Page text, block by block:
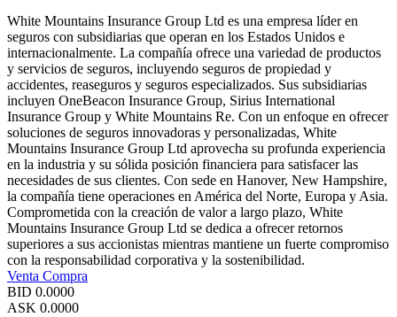
White Mountains Insurance Group Ltd es una empresa líder en
seguros con subsidiarias que operan en los Estados Unidos e
internacionalmente. La compañía ofrece una variedad de productos
y servicios de seguros, incluyendo seguros de propiedad y
accidentes, reaseguros y seguros especializados. Sus subsidiarias
incluyen OneBeacon Insurance Group, Sirius International
Insurance Group y White Mountains Re. Con un enfoque en ofrecer
soluciones de seguros innovadoras y personalizadas, White
Mountains Insurance Group Ltd aprovecha su profunda experiencia
en la industria y su sólida posición financiera para satisfacer las
necesidades de sus clientes. Con sede en Hanover, New Hampshire,
la compañía tiene operaciones en América del Norte, Europa y Asia.
Comprometida con la creación de valor a largo plazo, White
Mountains Insurance Group Ltd se dedica a ofrecer retornos
superiores a sus accionistas mientras mantiene un fuerte compromiso
con la responsabilidad corporativa y la sostenibilidad.
Venta Compra
BID 0.0000
ASK 0.0000